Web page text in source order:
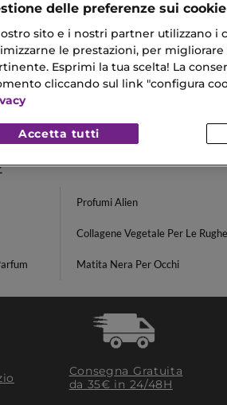
CONO DI NATALE
Cofanetto Regalo
7,90 €
Profumi Alien
Collagene Vegetale Per Le Rughe
Matita Nera Per Occhi
Consegna Gratuita
da 35€​ in 24/48H
delle preferenze sui cookie
sito e i nostri partner utilizzano i
le prestazioni, per
Esprimi la tua scelta! La
cliccando sul link "configura
Accetta tutti